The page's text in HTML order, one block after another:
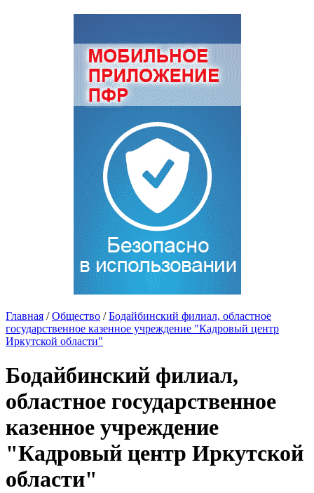
Главная / Общество / Бодайбинский филиал, областное
государственное казенное учреждение "Кадровый центр
Иркутской области"
Бодайбинский филиал,
областное государственное
казенное учреждение
"Кадровый центр Иркутской
области"